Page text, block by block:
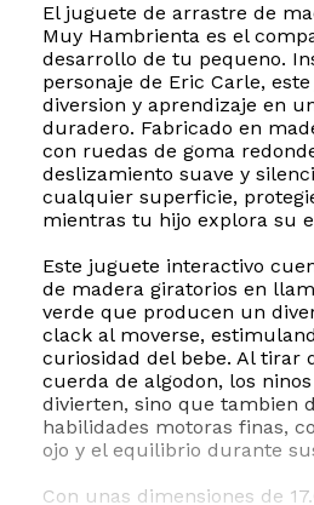
El juguete de arrastre de
Muy Hambrienta es el
desarrollo de tu pequeno.
personaje de Eric Carle,
diversion y aprendizaje en
duradero. Fabricado en
con ruedas de goma
deslizamiento suave y
cualquier superficie,
mientras tu hijo explora su
Este juguete interactivo
de madera giratorios en
verde que producen un
clack al moverse,
curiosidad del bebe. Al tirar
cuerda de algodon, los
divierten, sino que tambien
habilidades motoras finas,
ojo y el equilibrio durante
Con unas dimensiones de